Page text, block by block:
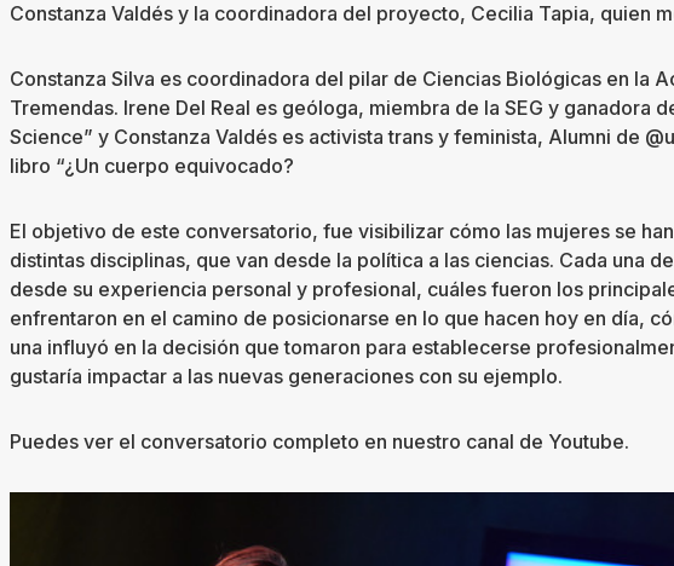
Constanza Valdés y la coordinadora del proyecto, Cecilia Tapia, quien
Constanza Silva es coordinadora del pilar de Ciencias Biológicas en la
Tremendas. Irene Del Real es geóloga, miembra de la SEG y ganadora
Science” y Constanza Valdés es activista trans y feminista, Alumni de
libro “¿Un cuerpo equivocado?
El objetivo de este conversatorio, fue visibilizar cómo las mujeres se
distintas disciplinas, que van desde la política a las ciencias. Cada una
desde su experiencia personal y profesional, cuáles fueron los
enfrentaron en el camino de posicionarse en lo que hacen hoy en día,
una influyó en la decisión que tomaron para establecerse
gustaría impactar a las nuevas generaciones con su ejemplo.
Puedes ver el conversatorio completo en nuestro canal de Youtube.